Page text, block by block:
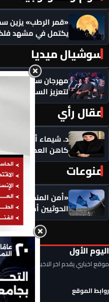
«قمر الرطب» يزين
يكتمل في مشهد
سوشيال ميديا
مهرجان سيمفوني
لتعزيز السلام
مقال رأي
د. شيماء أحمدين
كاهن العصر: هل
منوعات
«أمن المنطقة في
الحوثيين أمام
اليوم الأول
موقع اخباري يقدم اخر الاخبار المحلية
روابط الموقع